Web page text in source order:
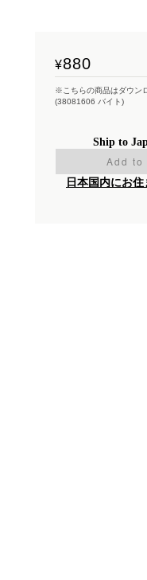
¥880
※こちらの商品はダウン
(38081606 バイト)
Ship to
Add
日本国内にお